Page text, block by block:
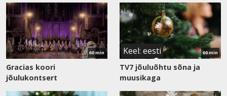
Vaata
saadet
60 min
Gracias koori
jõulukontsert
Vaata
saadet
60 min
Keel: eesti
TV7 jõuluõhtu sõna ja
muusikaga